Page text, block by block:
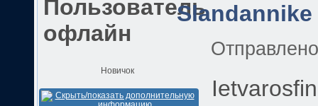
Slandannike
Новичок